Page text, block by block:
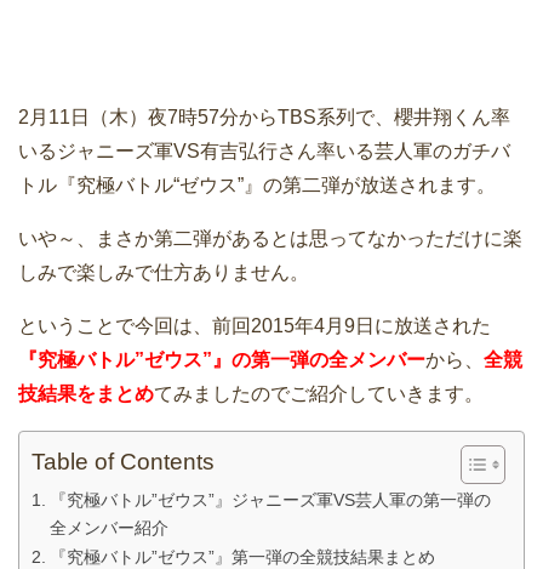
2月11日（木）夜7時57分からTBS系列で、櫻井翔くん率
いるジャニーズ軍VS有吉弘行さん率いる芸人軍のガチバ
トル『究極バトル“ゼウス”』の第二弾が放送されます。
いや～、まさか第二弾があるとは思ってなかっただけに楽
しみで楽しみで仕方ありません。
ということで今回は、前回2015年4月9日に放送された
『究極バトル”ゼウス”』の第一弾の全メンバーから、 全競
技結果をまとめてみましたのでご紹介していきます。
Table of Contents
『究極バトル”ゼウス”』ジャニーズ軍VS芸人軍の第一弾の
全メンバー紹介
『究極バトル”ゼウス”』第一弾の全競技結果まとめ